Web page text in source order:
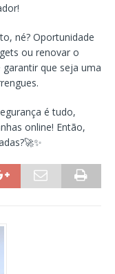
né? Oportunidade
ou renovar o
que seja uma
é tudo,
online! Então,